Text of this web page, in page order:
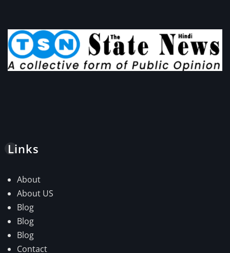
Links
About
About US
Blog
Blog
Blog
Contact